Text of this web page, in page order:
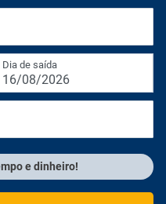
Dia de saída
16/08/2026
e dinheiro!